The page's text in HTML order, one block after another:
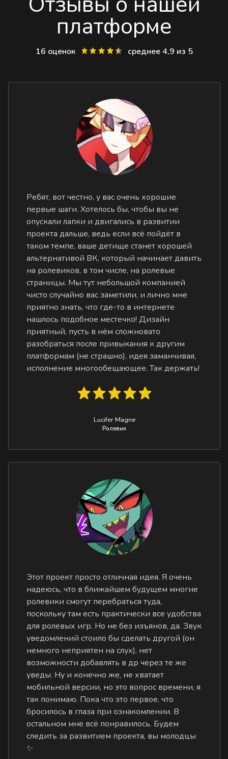
платформе
16 оценок среднее 4,9 из 5
Ребят, вот честно, у вас очень хорошие
первые шаги. Хотелось бы, чтобы вы не
опускали лапки и двигались в развитии
проекта дальше, ведь если всё пойдёт в
таком темпе, ваше детище станет хорошей
альтернативой ВК, который начинает давить
на ролевиков, в том числе, на ролевые
страницы. Мы тут небольшой компанией
чисто случайно вас заметили, и лично мне
приятно знать, что где-то в интернете
нашлось подобное местечко! Дизайн
приятный, пусть в нём сложновато
разобраться после привыкания к другим
платформам (не страшно), идея заманчивая,
исполнение многообещающее. Так держать!
Lucifer Magne
Ролевик
Этот проект просто отличная идея. Я очень
надеюсь, что в ближайшем будущем многие
ролевики смогут перебраться туда,
поскольку там есть практически все удобства
для ролевых игр. Но не без изъянов, да. Звук
уведомлений стоило бы сделать другой (он
немного неприятен на слух), нет
возможности добавлять в др через те же
уведы. Ну и конечно же, не хватает
мобильной версии, но это вопрос времени, я
так понимаю. Пока что это первое, что
бросилось в глаза при ознакомлении. В
остальном мне всё понравилось. Будем
следить за развитием проекта, вы молодцы
✨